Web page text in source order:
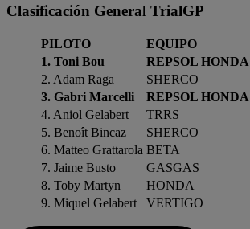
Clasificación General TrialGP
PILOTO EQUIPO
1. Toni Bou
REPSOL HONDA
2. Adam Raga
SHERCO
3. Gabri Marcelli
REPSOL HONDA
4. Aniol Gelabert
TRRS
5. Benoît Bincaz
SHERCO
6. Matteo Grattarola BETA
7. Jaime Busto
GASGAS
8. Toby Martyn
HONDA
9. Miquel Gelabert
VERTIGO